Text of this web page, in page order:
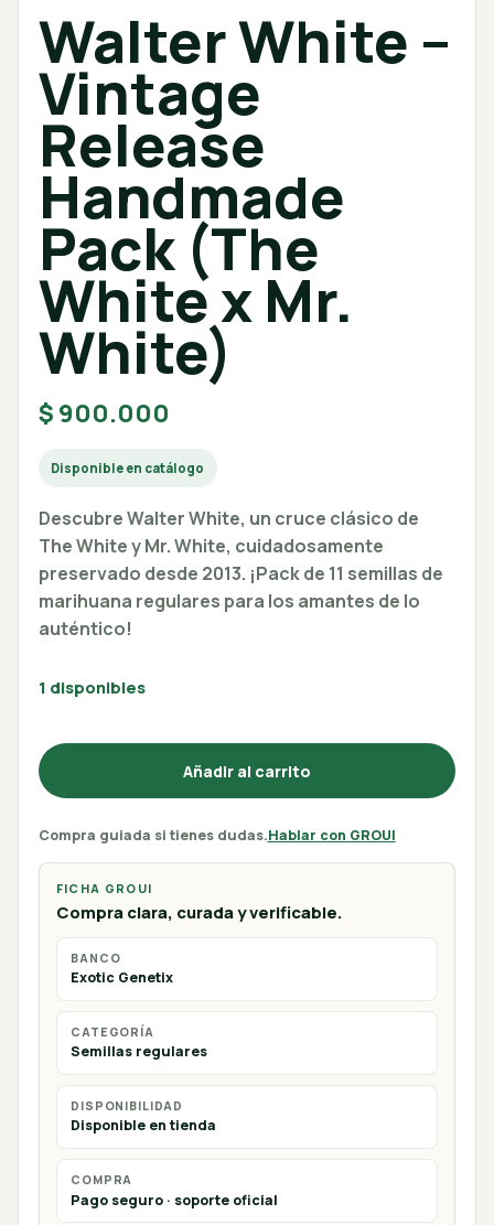
Walter White –
Vintage
Release
Handmade
Pack (The
White x Mr.
White)
$ 900.000
Disponible en catálogo
Descubre Walter White, un cruce clásico de
The White y Mr. White, cuidadosamente
preservado desde 2013. ¡Pack de 11 semillas de
marihuana regulares para los amantes de lo
auténtico!
1 disponibles
Añadir al carrito
Compra guiada si tienes dudas.Hablar con GROUI
FICHA GROUI
Compra clara, curada y verificable.
BANCO
Exotic Genetix
CATEGORÍA
Semillas regulares
DISPONIBILIDAD
Disponible en tienda
COMPRA
Pago seguro · soporte oficial